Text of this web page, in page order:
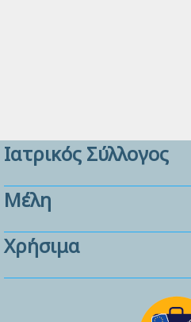
Ιατρικός Σύλλογος
Μέλη
Χρήσιμα